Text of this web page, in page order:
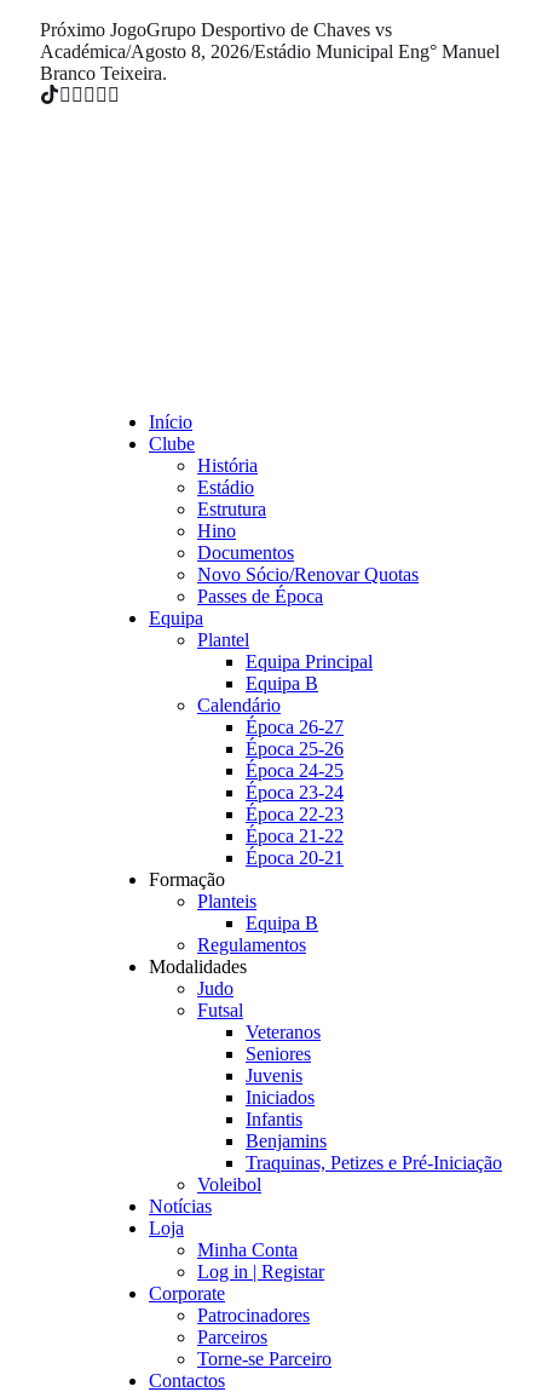
Próximo JogoGrupo Desportivo de Chaves vs
Académica/Agosto 8, 2026/Estádio Municipal Eng° Manuel
Branco Teixeira.
Início
Clube
História
Estádio
Estrutura
Hino
Documentos
Novo Sócio/Renovar Quotas
Passes de Época
Equipa
Plantel
Equipa Principal
Equipa B
Calendário
Época 26-27
Época 25-26
Época 24-25
Época 23-24
Época 22-23
Época 21-22
Época 20-21
Formação
Planteis
Equipa B
Regulamentos
Modalidades
Judo
Futsal
Veteranos
Seniores
Juvenis
Iniciados
Infantis
Benjamins
Traquinas, Petizes e Pré-Iniciação
Voleibol
Notícias
Loja
Minha Conta
Log in | Registar
Corporate
Patrocinadores
Parceiros
Torne-se Parceiro
Contactos